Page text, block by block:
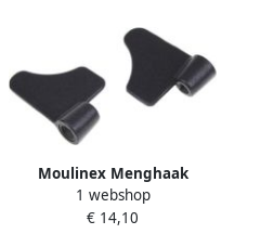
Moulinex Menghaak
Broodbakapparaten Set 2st
Ss189742
1 webshop
€ 14,10